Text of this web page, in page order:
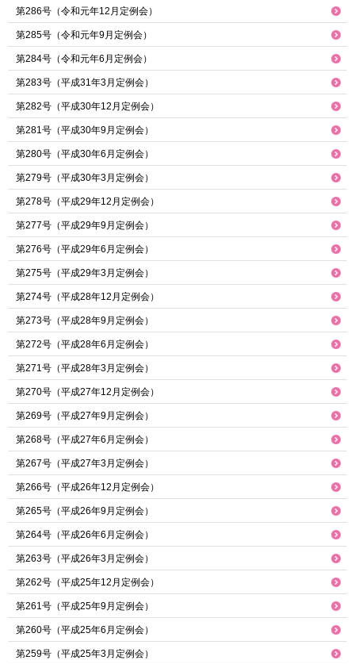
第286号（令和元年12月定例会）
第285号（令和元年9月定例会）
第284号（令和元年6月定例会）
第283号（平成31年3月定例会）
第282号（平成30年12月定例会）
第281号（平成30年9月定例会）
第280号（平成30年6月定例会）
第279号（平成30年3月定例会）
第278号（平成29年12月定例会）
第277号（平成29年9月定例会）
第276号（平成29年6月定例会）
第275号（平成29年3月定例会）
第274号（平成28年12月定例会）
第273号（平成28年9月定例会）
第272号（平成28年6月定例会）
第271号（平成28年3月定例会）
第270号（平成27年12月定例会）
第269号（平成27年9月定例会）
第268号（平成27年6月定例会）
第267号（平成27年3月定例会）
第266号（平成26年12月定例会）
第265号（平成26年9月定例会）
第264号（平成26年6月定例会）
第263号（平成26年3月定例会）
第262号（平成25年12月定例会）
第261号（平成25年9月定例会）
第260号（平成25年6月定例会）
第259号（平成25年3月定例会）